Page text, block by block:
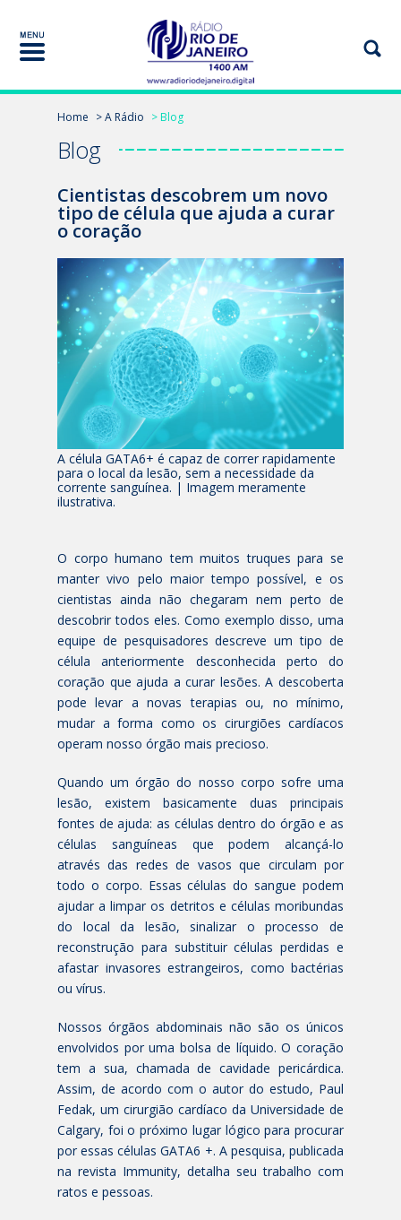
Home > A Rádio > Blog
Blog
Cientistas descobrem um novo
tipo de célula que ajuda a curar
o coração
A célula GATA6+ é capaz de correr rapidamente
para o local da lesão, sem a necessidade da
corrente sanguínea. | Imagem meramente
ilustrativa.
O corpo humano tem muitos truques para se
manter vivo pelo maior tempo possível, e os
cientistas ainda não chegaram nem perto de
descobrir todos eles. Como exemplo disso, uma
equipe de pesquisadores descreve um tipo de
célula anteriormente desconhecida perto do
coração que ajuda a curar lesões. A descoberta
pode levar a novas terapias ou, no mínimo,
mudar a forma como os cirurgiões cardíacos
operam nosso órgão mais precioso.
Quando um órgão do nosso corpo sofre uma
lesão, existem basicamente duas principais
fontes de ajuda: as células dentro do órgão e as
células sanguíneas que podem alcançá-lo
através das redes de vasos que circulam por
todo o corpo. Essas células do sangue podem
ajudar a limpar os detritos e células moribundas
do local da lesão, sinalizar o processo de
reconstrução para substituir células perdidas e
afastar invasores estrangeiros, como bactérias
ou vírus.
Nossos órgãos abdominais não são os únicos
envolvidos por uma bolsa de líquido. O coração
tem a sua, chamada de cavidade pericárdica.
Assim, de acordo com o autor do estudo, Paul
Fedak, um cirurgião cardíaco da Universidade de
Calgary, foi o próximo lugar lógico para procurar
por essas células GATA6 +. A pesquisa, publicada
na revista Immunity, detalha seu trabalho com
ratos e pessoas.